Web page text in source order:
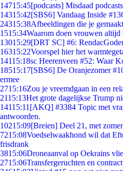
14715:45[podcasts] Misdaad
14315:42[SBS6] Vandaag Inside
24315:38Afbeeldingen die je
1515:34Waarom doen vrouwen
13015:29[DRT SC] #6:
16315:22Voorspel hier het
14115:18sc Heerenveen #52: Waar
18515:17[SBS6] De Oranjezomer
ermee
2715:16Zou je vreemdgaan in een
2115:13Het grote dagelijkse Trump
14115:11 [AKQ] #3384 Topic met
antwoorden.
10215:09[Breien] Deel 21, met
7215:08Voedselwaakhond wil dat
frisdrank
3815:06Droneaanval op Oekrains
2715:06Transfergeruchten en